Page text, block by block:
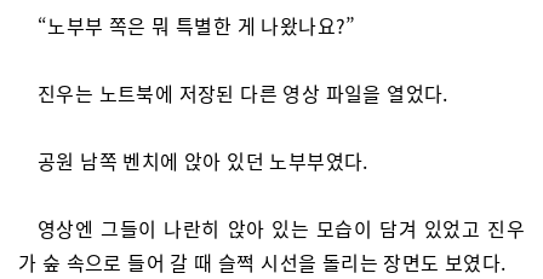
“노부부 쪽은 뭐 특별한 게 나왔나요?”
진우는 노트북에 저장된 다른 영상 파일을 열었다.
공원 남쪽 벤치에 앉아 있던 노부부였다.
영상엔 그들이 나란히 앉아 있는 모습이 담겨 있었고 진우
가 숲 속으로 들어 갈 때 슬쩍 시선을 돌리는 장면도 보였다.